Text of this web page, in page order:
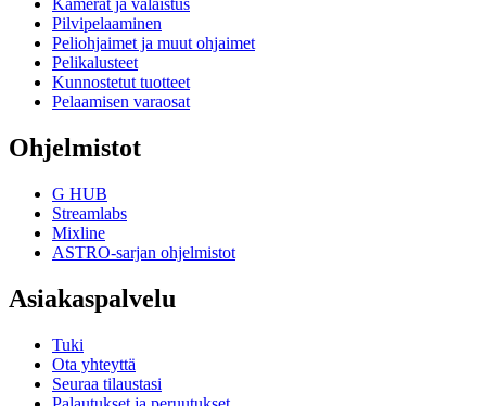
Kamerat ja valaistus
Pilvipelaaminen
Peliohjaimet ja muut ohjaimet
Pelikalusteet
Kunnostetut tuotteet
Pelaamisen varaosat
Ohjelmistot
G HUB
Streamlabs
Mixline
ASTRO-sarjan ohjelmistot
Asiakaspalvelu
Tuki
Ota yhteyttä
Seuraa tilaustasi